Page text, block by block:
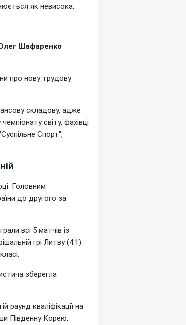
як невисока.
Шафаренко
про нову трудову
складову, адже
світу, фахівці
Спорт",
Головним
до другого за
всі 5 матчів із
грі Литву (4:1).
зберегла
раунд кваліфікації на
Південну Корею,